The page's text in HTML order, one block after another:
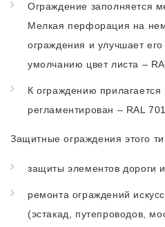
Ограждение заполняется
Мелкая перфорация на
ограждения и улучшает
умолчанию цвет листа –
К ограждению
регламентирован – RAL
Защитные ограждения этого
защиты элементов дороги
ремонта ограждений
(эстакад, путепроводов,